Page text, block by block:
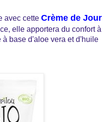
avec cette Crème de Jour
elle apportera du confort à
base d'aloe vera et d'huile